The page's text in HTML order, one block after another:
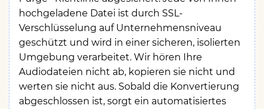
hochgeladene Datei ist durch SSL-
Verschlüsselung auf Unternehmensniveau
geschützt und wird in einer sicheren, isolierten
Umgebung verarbeitet. Wir hören Ihre
Audiodateien nicht ab, kopieren sie nicht und
werten sie nicht aus. Sobald die Konvertierung
abgeschlossen ist, sorgt ein automatisiertes